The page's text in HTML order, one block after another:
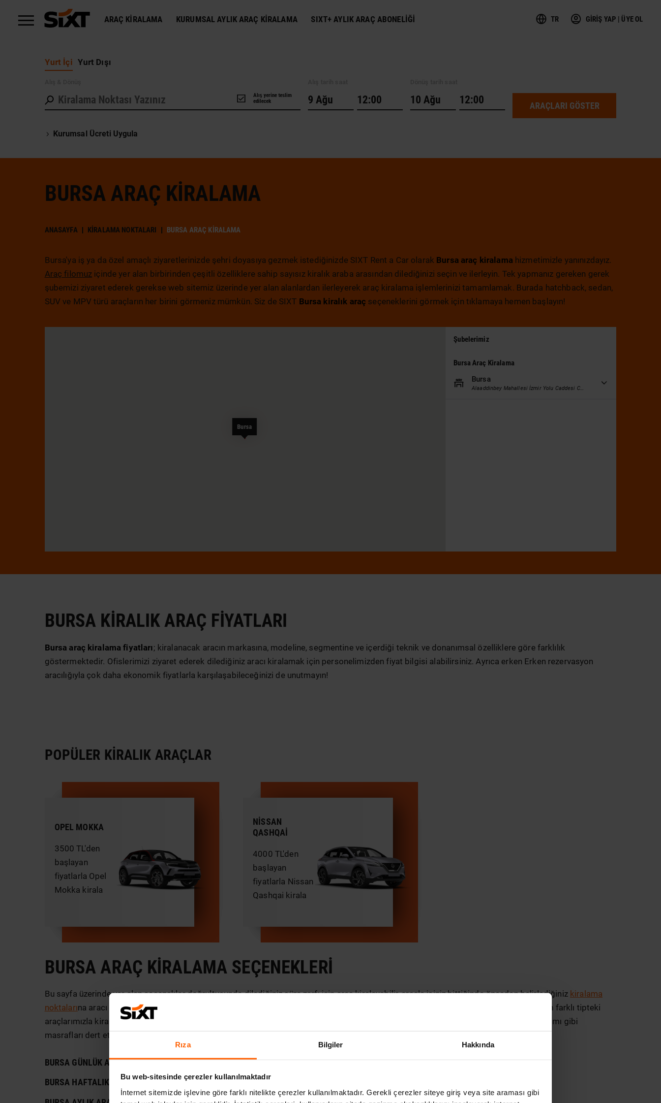
Rıza Bilgiler Hakkında
Bu web-sitesinde çerezler kullanılmaktadır
İnternet sitemizde işlevine göre farklı nitelikte çerezler kullanılmaktadır. Gerekli çerezler siteye giriş veya site araması gibi
ARAÇ KIRALAMA KURUMSAL AYLIK ARAÇ KIRALAMA SIXT+ AYLIK ARAÇ ABONELIĞI TR GİRİŞ YAP | ÜYE OL
Yurt İçi Yurt Dışı
Alış yerine teslim
edilecek
ARAÇLARI GÖSTER
Kurumsal Ücreti Uygula
BURSA ARAÇ KIRALAMA
ANASAYFA KIRALAMA NOKTALARI BURSA ARAÇ KIRALAMA
Bursa'ya iş ya da özel amaçlı ziyaretlerinizde şehri doyasıya gezmek istediğinizde SIXT Rent a Car olarak Bursa araç kiralamahizmetimizle yanınızdayız.
Araç filomuz içinde yer alan birbirinden çeşitli özelliklere sahip sayısız kiralık araba arasından dilediğinizi seçin ve ilerleyin. Tek yapmanız gereken gerek
şubemizi ziyaret ederek gerekse web sitemiz üzerinde yer alan alanlardan ilerleyerek araç kiralama işlemlerinizi tamamlamak. Burada hatchback, sedan,
SUV ve MPV türü araçların her birini görmeniz mümkün. Siz de SIXT Bursa kiralık araç seçeneklerini görmek için tıklamaya hemen başlayın!
Bursa
Şubelerimiz
Bursa Araç Kiralama
Bursa
Alaaddinbey Mahallesi İzmir Yolu Caddesi Ceylan Plaza No:2 355/A Nilüfer/Bursa
BURSA KIRALIK ARAÇ FIYATLARI
Bursa araç kiralama fiyatları; kiralanacak aracın markasına, modeline, segmentine ve içerdiği teknik ve donanımsal özelliklere göre farklılık
göstermektedir. Ofislerimizi ziyaret ederek dilediğiniz aracı kiralamak için personelimizden fiyat bilgisi alabilirsiniz. Ayrıca erken Erken rezervasyon
aracılığıyla çok daha ekonomik fiyatlarla karşılaşabileceğinizi de unutmayın!
POPÜLER KIRALIK ARAÇLAR
OPEL MOKKA
3500 TL'den
başlayan
fiyatlarla Opel
Mokka kirala
NISSAN
QASHQAI
4000 TL'den
başlayan
fiyatlarla Nissan
Qashqai kirala
BURSA ARAÇ KIRALAMA SEÇENEKLERI
Bu sayfa üzerinde yer alan seçenekler doğrultusunda dilediğiniz süre zarfı için araç kiralayabilir, araçla işiniz bittiğinde önceden belirlediğiniz kiralama
noktalarına aracı teslim edebilirsiniz. Örneğin en çok tercih edilen opsiyonlar arasındaki
hizmetinde yer alan farklı tipteki
araçlarımızla kiralama yapacağınız gün içinde dilediğiniz yere gitmeniz mümkün. Üstelik muayene, kasko, trafik sigortası ya da araç bakımı gibi
masrafları dert etmeden... SIXT Rent a Car haftalık, günlük, şoförlü ve
BURSA GÜNLÜK ARAÇ KIRALAMA
BURSA HAFTALIK ARAÇ KIRALAMA